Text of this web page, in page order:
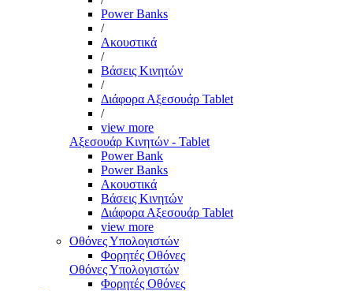
Power Banks
/
Ακουστικά
/
Βάσεις Κινητών
/
Διάφορα Αξεσουάρ Tablet
/
view more
Αξεσουάρ Κινητών - Tablet
Power Bank
Power Banks
Ακουστικά
Βάσεις Κινητών
Διάφορα Αξεσουάρ Tablet
view more
Οθόνες Υπολογιστών
Φορητές Οθόνες
Οθόνες Υπολογιστών
Φορητές Οθόνες